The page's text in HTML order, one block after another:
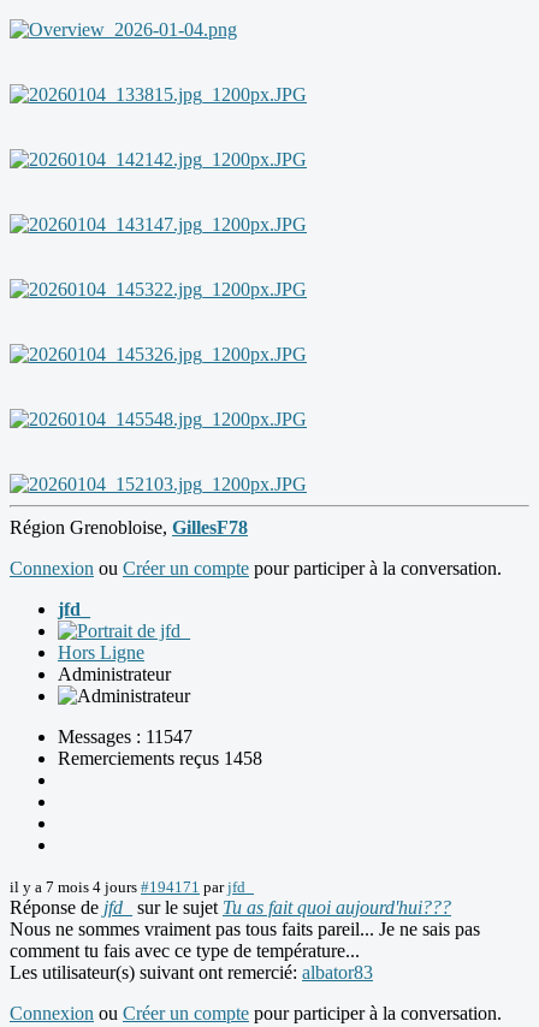
Région Grenobloise, GillesF78
Connexion ou Créer un compte pour participer à la conversation.
jfd_
Hors Ligne
Administrateur
Messages : 11547
Remerciements reçus 1458
il y a 7 mois 4 jours #194171 parjfd_
Réponse de jfd_ sur le sujet Tu as fait quoi aujourd'hui???
Nous ne sommes vraiment pas tous faits pareil... Je ne sais pas
comment tu fais avec ce type de température...
Les utilisateur(s) suivant ont remercié: albator83
Connexion ou Créer un compte pour participer à la conversation.